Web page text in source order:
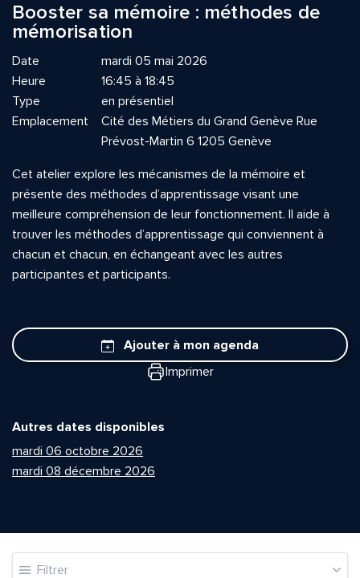
Booster sa mémoire : méthodes de
mémorisation
Date
mardi 05 mai 2026
Heure
16:45 à 18:45
Type
en présentiel
Emplacement
Cité des Métiers du Grand Genève Rue
Prévost-Martin 6 1205 Genève
Cet atelier explore les mécanismes de la mémoire et
présente des méthodes d’apprentissage visant une
meilleure compréhension de leur fonctionnement. Il aide à
trouver les méthodes d’apprentissage qui conviennent à
chacun et chacun, en échangeant avec les autres
participantes et participants.
Ajouter à mon agenda
Imprimer
Autres dates disponibles
mardi 06 octobre 2026
mardi 08 décembre 2026
Filtrer